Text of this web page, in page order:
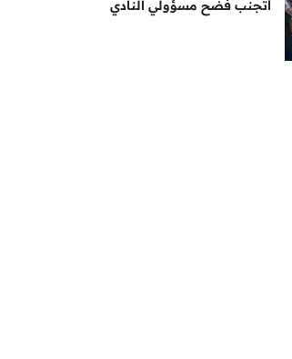
أتجنب فضح مسؤولي النادي